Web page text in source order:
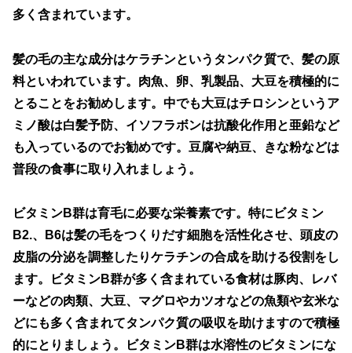
多く含まれています。
髪の毛の主な成分はケラチンというタンパク質で、髪の原
料といわれています。肉魚、卵、乳製品、大豆を積極的に
とることをお勧めします。中でも大豆はチロシンというア
ミノ酸は白髪予防、イソフラボンは抗酸化作用と亜鉛など
も入っているのでお勧めです。豆腐や納豆、きな粉などは
普段の食事に取り入れましょう。
ビタミンB群は育毛に必要な栄養素です。特にビタミン
B2.、B6は髪の毛をつくりだす細胞を活性化させ、頭皮の
皮脂の分泌を調整したりケラチンの合成を助ける役割をし
ます。ビタミンB群が多く含まれている食材は豚肉、レバ
ーなどの肉類、大豆、マグロやカツオなどの魚類や玄米な
どにも多く含まれてタンパク質の吸収を助けますので積極
的にとりましょう。ビタミンB群は水溶性のビタミンにな